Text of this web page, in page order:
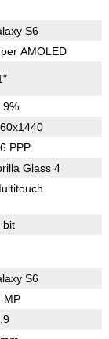
S6
AMOLED
PPP
Glass 4
bit
S6
MP